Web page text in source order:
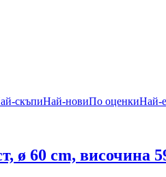
скъпиНай-новиПо оценкиНай-
ø 60 cm, височина